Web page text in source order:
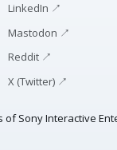
LinkedIn ↗
Mastodon ↗
Reddit ↗
X (Twitter) ↗
Sony Interactive